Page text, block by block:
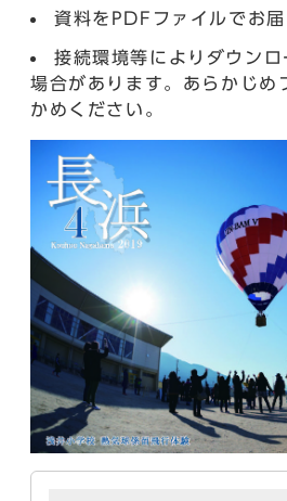
資料をPDFファイルでお届
接続環境等によりダウン
場合があります。あらかじめ
かめください。